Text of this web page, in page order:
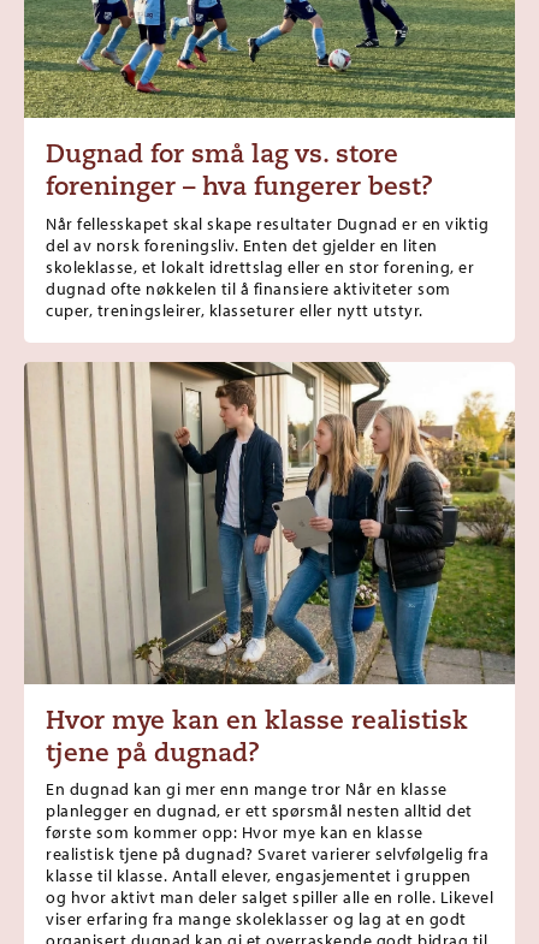
Dugnad for små lag vs. store
foreninger – hva fungerer best?
Når fellesskapet skal skape resultater Dugnad er en viktig
del av norsk foreningsliv. Enten det gjelder en liten
skoleklasse, et lokalt idrettslag eller en stor forening, er
dugnad ofte nøkkelen til å finansiere aktiviteter som
cuper, treningsleirer, klasseturer eller nytt utstyr.
Hvor mye kan en klasse realistisk
tjene på dugnad?
En dugnad kan gi mer enn mange tror Når en klasse
planlegger en dugnad, er ett spørsmål nesten alltid det
første som kommer opp: Hvor mye kan en klasse
realistisk tjene på dugnad? Svaret varierer selvfølgelig fra
klasse til klasse. Antall elever, engasjementet i gruppen
og hvor aktivt man deler salget spiller alle en rolle. Likevel
viser erfaring fra mange skoleklasser og lag at en godt